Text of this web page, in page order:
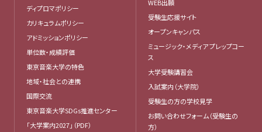
ディプロマポリシー
カリキュラムポリシー
アドミッションポリシー
単位数・成績評価
東京音楽大学の特色
地域・社会との連携
国際交流
東京音楽大学SDGs推進センター
「大学案内2027」（PDF）
WEB出願
受験生応援サイト
オープンキャンパス
ミュージック・メディア プレップコー
ス
大学受験講習会
入試案内（大学院）
受験生の方の学校見学
お問い合わせフォーム（受験生の
方）